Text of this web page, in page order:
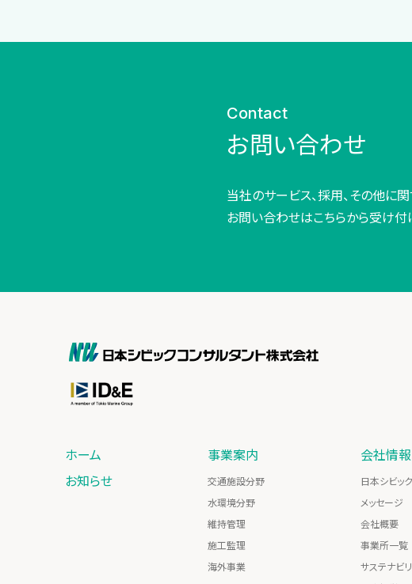
Contact
お問い合わせ
当社のサービス、採用、その他に関
お問い合わせはこちらから受け付
ホーム
お知らせ
事業案内
交通施設分野
水環境分野
維持管理
施工監理
海外事業
会社情報
日本シビッ
メッセージ
会社概要
事業所一覧
サステナビ